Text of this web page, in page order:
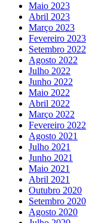
Maio 2023
Abril 2023
Março 2023
Fevereiro 2023
Setembro 2022
Agosto 2022
Julho 2022
Junho 2022
Maio 2022
Abril 2022
Março 2022
Fevereiro 2022
Agosto 2021
Julho 2021
Junho 2021
Maio 2021
Abril 2021
Outubro 2020
Setembro 2020
Agosto 2020